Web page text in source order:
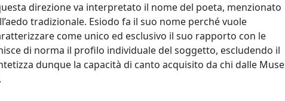
direzione va interpretato il nome del poeta, menzionato
tradizionale. Esiodo fa il suo nome perché vuole
come unico ed esclusivo il suo rapporto con le
di norma il profilo individuale del soggetto, escludendo il
dunque la capacità di canto acquisito da chi dalle Muse